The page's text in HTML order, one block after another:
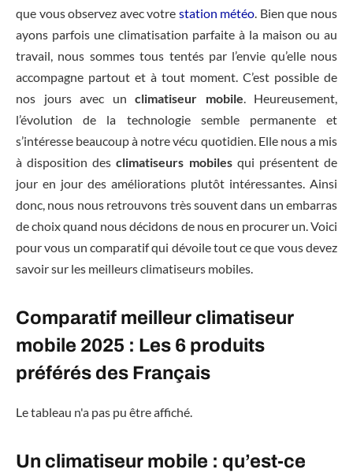
que vous observez avec votre station météo . Bien que nous
ayons parfois une climatisation parfaite à la maison ou au
travail, nous sommes tous tentés par l’envie qu’elle nous
accompagne partout et à tout moment. C’est possible de
nos jours avec un climatiseur mobile . Heureusement,
l’évolution de la technologie semble permanente et
s’intéresse beaucoup à notre vécu quotidien. Elle nous a mis
à disposition desclimatiseurs mobilesqui présentent de
jour en jour des améliorations plutôt intéressantes. Ainsi
donc, nous nous retrouvons très souvent dans un embarras
de choix quand nous décidons de nous en procurer un. Voici
pour vous un comparatif qui dévoile tout ce que vous devez
savoir sur les meilleurs climatiseurs mobiles.
Comparatif meilleur climatiseur
mobile 2025 : Les 6 produits
préférés des Français
Le tableau n'a pas pu être affiché.
Un climatiseur mobile : qu’est-ce